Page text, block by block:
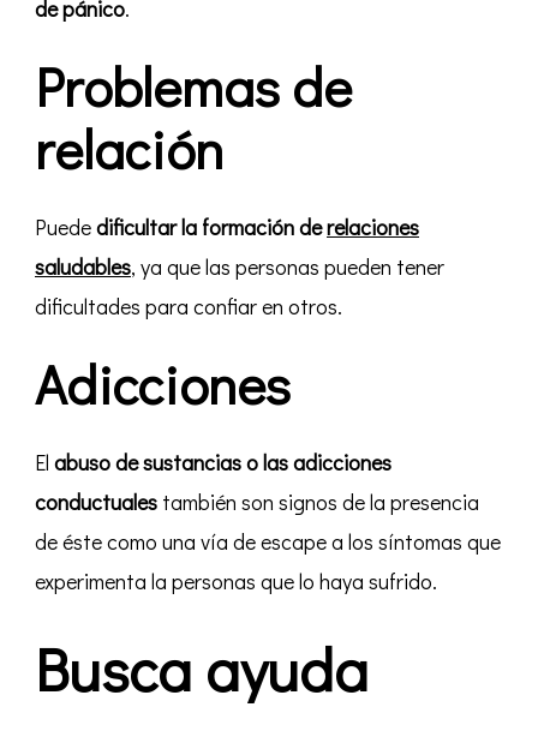
de pánico.
Problemas de
relación
Puededificultar la formación derelaciones
saludables, ya que las personas pueden tener
dificultades para confiar en otros.
Adicciones
El abuso de sustancias o las adicciones
conductuales también son signos de la presencia
de éste como una vía de escape a los síntomas que
experimenta la personas que lo haya sufrido.
Busca ayuda